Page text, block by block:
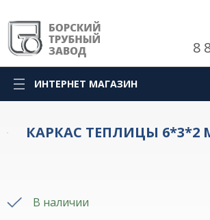
8
ИНТЕРНЕТ МАГАЗИН
КАРКАС ТЕПЛИЦЫ 6*3*2
В наличии